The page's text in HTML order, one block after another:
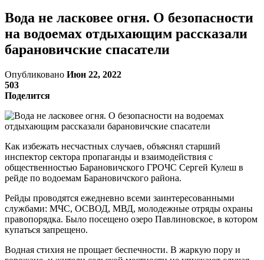
Вода не ласковее огня. О безопасности
на водоемах отдыхающим рассказали
барановичские спасатели
Опубликовано Июн 22, 2022
503
Поделится
Как избежать несчастных случаев, объяснял старший
инспектор сектора пропаганды и взаимодействия с
общественностью Барановичского ГРОЧС Сергей Кулеш в
рейде по водоемам Барановичского района.
Рейды проводятся ежедневно всеми заинтересованными
службами: МЧС, ОСВОД, МВД, молодежные отряды охраны
правопорядка. Было посещено озеро Павлиновское, в котором
купаться запрещено.
Водная стихия не прощает беспечности. В жаркую пору и